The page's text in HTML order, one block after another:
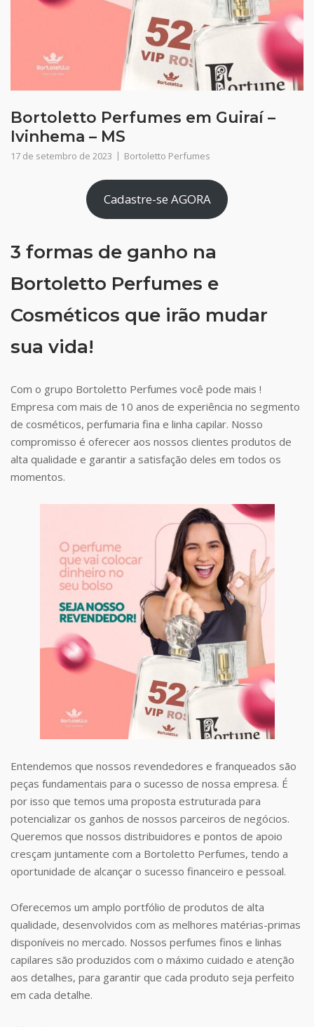
Bortoletto Perfumes em Guiraí –
Ivinhema – MS
17 de setembro de 2023 Bortoletto Perfumes
Cadastre-se AGORA
3 formas de ganho na
Bortoletto Perfumes e
Cosméticos que irão mudar
sua vida!
Com o grupo Bortoletto Perfumes você pode mais !
Empresa com mais de 10 anos de experiência no segmento
de cosméticos, perfumaria fina e linha capilar. Nosso
compromisso é oferecer aos nossos clientes produtos de
alta qualidade e garantir a satisfação deles em todos os
momentos.
Entendemos que nossos revendedores e franqueados são
peças fundamentais para o sucesso de nossa empresa. É
por isso que temos uma proposta estruturada para
potencializar os ganhos de nossos parceiros de negócios.
Queremos que nossos distribuidores e pontos de apoio
cresçam juntamente com a Bortoletto Perfumes, tendo a
oportunidade de alcançar o sucesso financeiro e pessoal.
Oferecemos um amplo portfólio de produtos de alta
qualidade, desenvolvidos com as melhores matérias-primas
disponíveis no mercado. Nossos perfumes finos e linhas
capilares são produzidos com o máximo cuidado e atenção
aos detalhes, para garantir que cada produto seja perfeito
em cada detalhe.